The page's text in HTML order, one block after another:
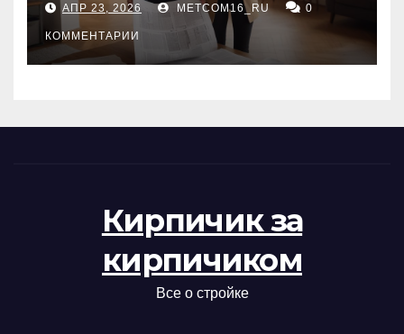
проверка документов
АПР 23, 2026 METCOM16_RU 0
КОММЕНТАРИИ
Кирпичик за
кирпичиком
Все о стройке